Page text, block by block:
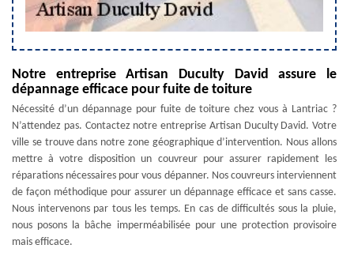
Notre entreprise Artisan Duculty David assure le
dépannage efficace pour fuite de toiture
Nécessité d’un dépannage pour fuite de toiture chez vous à Lantriac ?
N’attendez pas. Contactez notre entreprise Artisan Duculty David. Votre
ville se trouve dans notre zone géographique d’intervention. Nous allons
mettre à votre disposition un couvreur pour assurer rapidement les
réparations nécessaires pour vous dépanner. Nos couvreurs interviennent
de façon méthodique pour assurer un dépannage efficace et sans casse.
Nous intervenons par tous les temps. En cas de difficultés sous la pluie,
nous posons la bâche imperméabilisée pour une protection provisoire
mais efficace.